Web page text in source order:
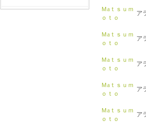
Ｍaｔｓｕｍ
ｏｔｏ
ア
Ｍaｔｓｕｍ
ｏｔｏ
ア
Ｍaｔｓｕｍ
ｏｔｏ
ア
Ｍaｔｓｕｍ
ｏｔｏ
ア
Ｍaｔｓｕｍ
ｏｔｏ
ア